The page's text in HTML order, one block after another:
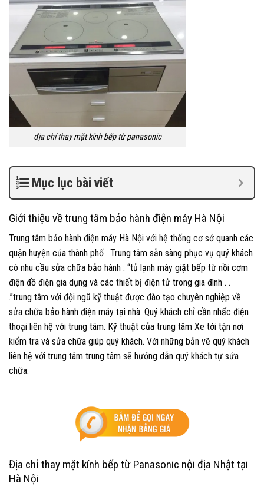
địa chỉ thay mặt kính bếp từ panasonic
Mục lục bài viết
Giới thiệu về trung tâm bảo hành điện máy Hà Nội
Trung tâm bảo hành điện máy Hà Nội với hệ thống cơ sở quanh các
quận huyện của thành phố . Trung tâm sẵn sàng phục vụ quý khách
có nhu cầu sửa chữa bảo hành : “tủ lạnh máy giặt bếp từ nồi cơm
điện đồ điện gia dụng và các thiết bị điện tử trong gia đình . .
.”trung tâm với đội ngũ kỹ thuật được đào tạo chuyên nghiệp về
sửa chữa bảo hành điện máy tại nhà. Quý khách chỉ cần nhấc điện
thoại liên hệ với trung tâm. Kỹ thuật của trung tâm Xe tới tận nơi
kiểm tra và sửa chữa giúp quý khách. Với những bản vẽ quý khách
liên hệ với trung tâm trung tâm sẽ hướng dẫn quý khách tự sửa
chữa.
Địa chỉ thay mặt kính bếp từ Panasonic nội địa Nhật tại
Hà Nội